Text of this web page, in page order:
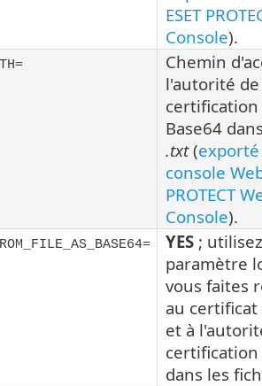
ESET
Console).
Chemin
l'autorité de
Base64
.txt(
console
PROTECT
Console).
YES ;
paramètre
vous faites
au
et à
certification
dans les